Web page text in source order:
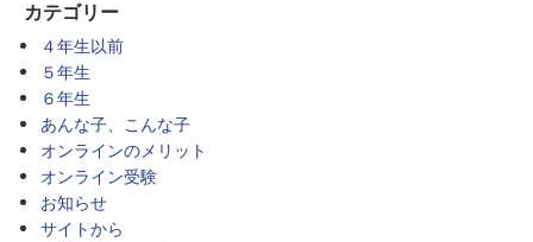
カテゴリー
４年生以前
５年生
６年生
あんな子、こんな子
オンラインのメリット
オンライン受験
お知らせ
サイトから